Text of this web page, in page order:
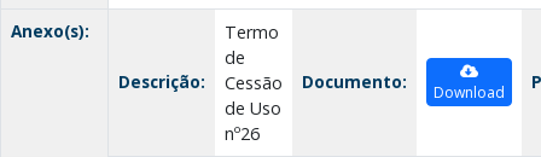
Anexo(s):
Descrição:
Termo
de
Cessão
de Uso
nº26
Documento: Download